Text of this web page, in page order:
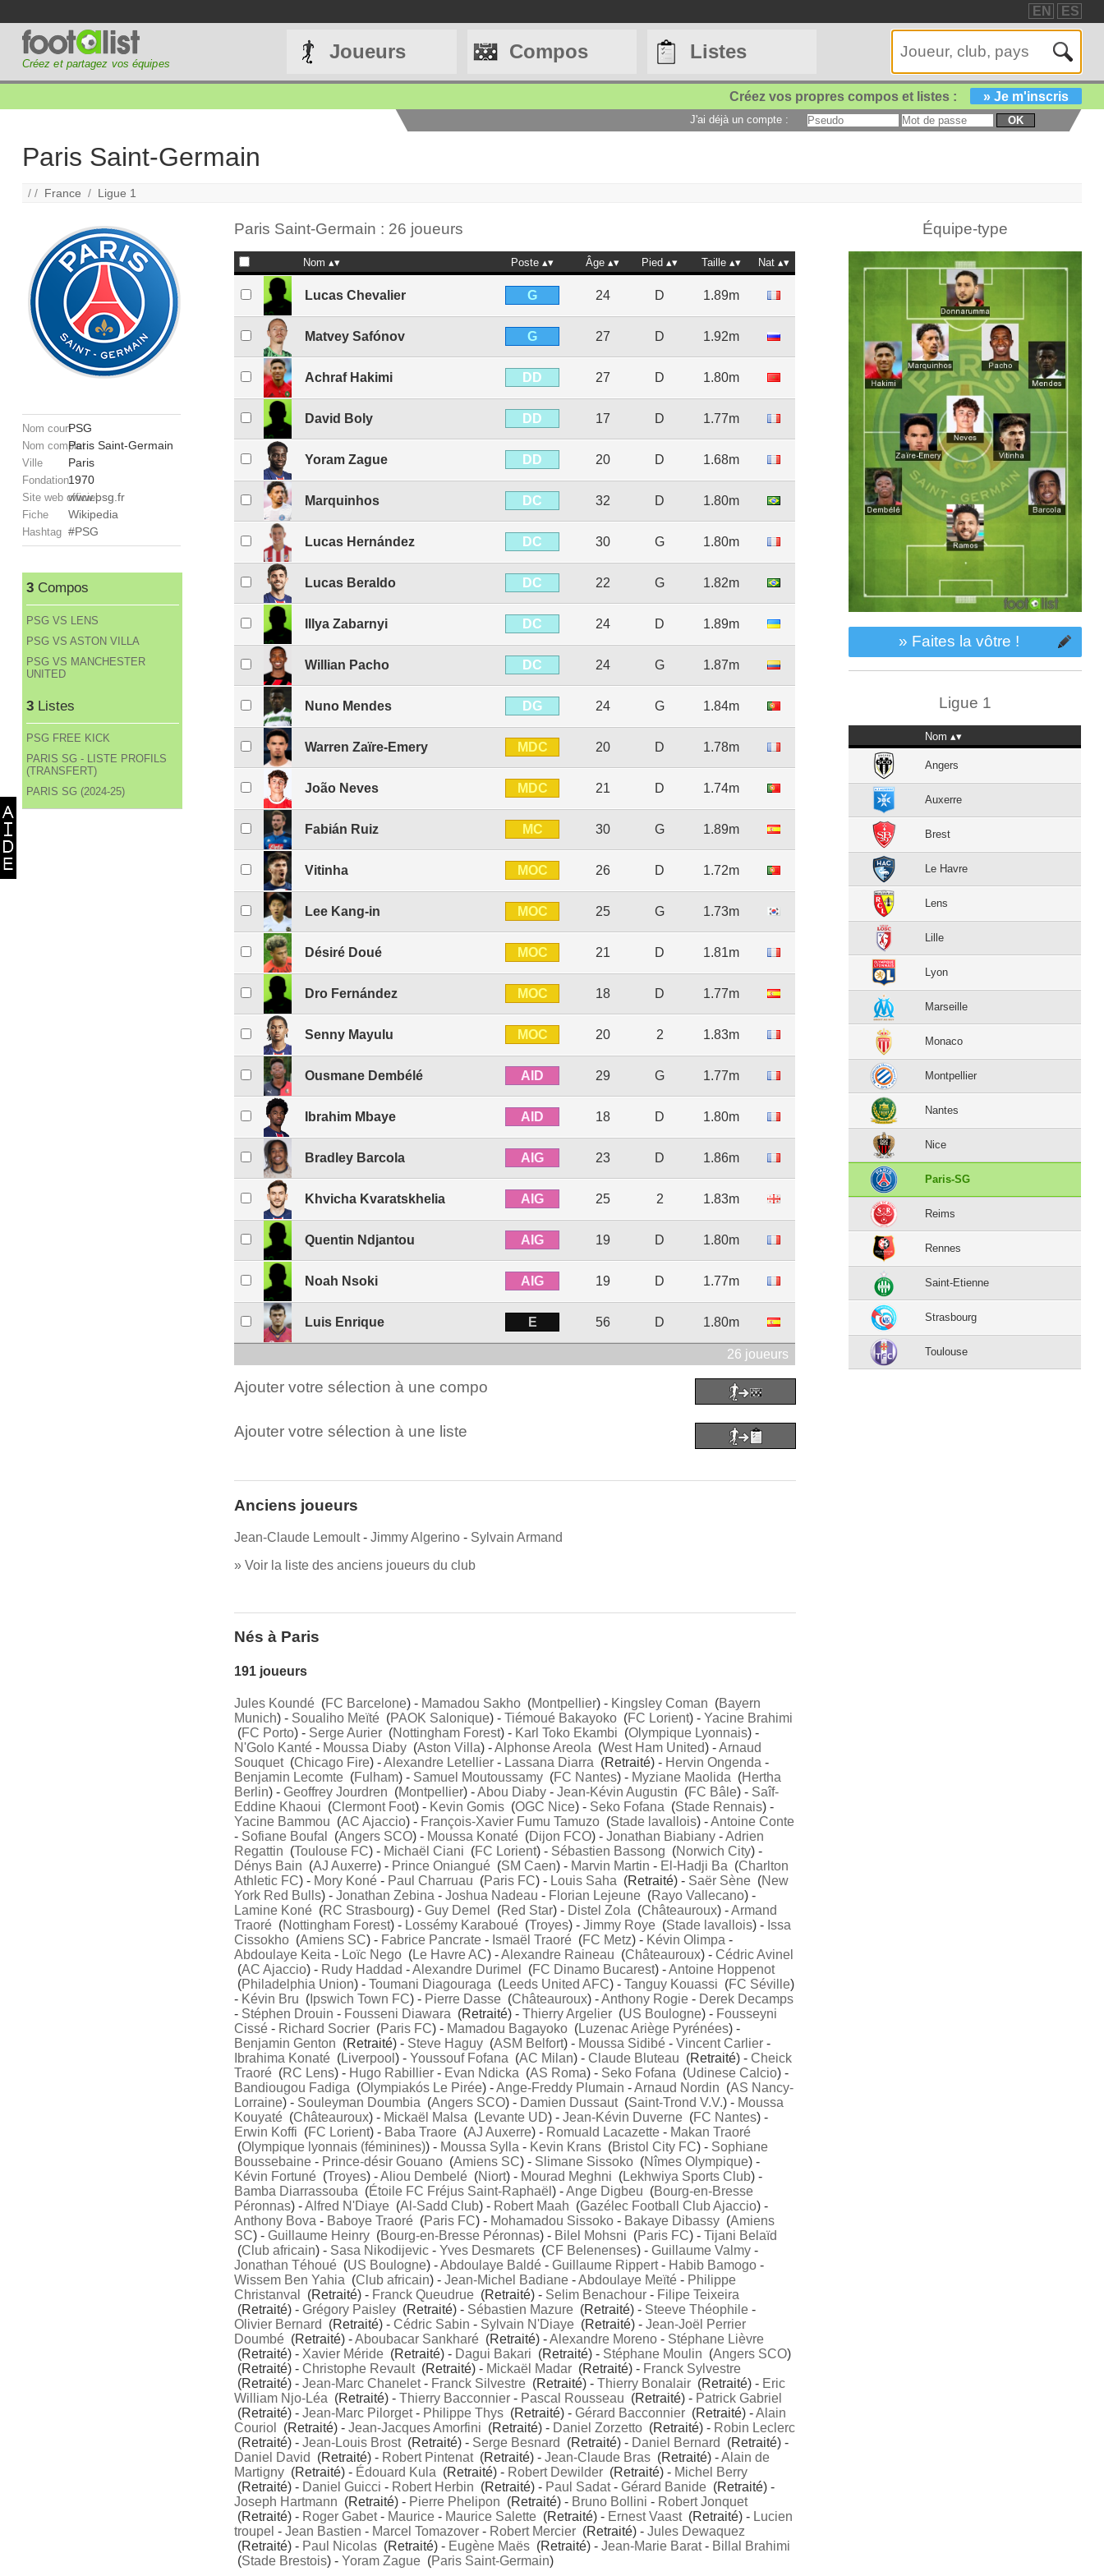
EN ES
Créez et partagez vos équipes
Joueurs Compos Listes
Créez vos propres compos et listes : » Je m'inscris
J'ai déjà un compte : OK
Paris Saint-Germain
/ / France / Ligue 1
Nom courtPSG
Nom completParis Saint-Germain
Ville Paris
Fondation1970
Site web officielwww.psg.fr
Fiche Wikipedia
Hashtag #PSG
3Compos
PSG VS LENS
PSG VS ASTON VILLA
PSG VS MANCHESTER
UNITED
3Listes
PSG FREE KICK
PARIS SG - LISTE PROFILS
(TRANSFERT)
PARIS SG (2024-25)
Paris Saint-Germain : 26 joueurs
Nom Poste Âge Pied Taille Nat
Lucas Chevalier G 24 D 1.89m
Matvey Safónov G 27 D 1.92m
Achraf Hakimi DD 27 D 1.80m
David Boly DD 17 D 1.77m
Yoram Zague DD 20 D 1.68m
Marquinhos DC 32 D 1.80m
Lucas Hernández DC 30 G 1.80m
Lucas Beraldo DC 22 G 1.82m
Illya Zabarnyi DC 24 D 1.89m
Willian Pacho DC 24 G 1.87m
Nuno Mendes DG 24 G 1.84m
Warren Zaïre-Emery MDC 20 D 1.78m
João Neves MDC 21 D 1.74m
Fabián Ruiz MC 30 G 1.89m
Vitinha MOC 26 D 1.72m
Lee Kang-in MOC 25 G 1.73m
Désiré Doué MOC 21 D 1.81m
Dro Fernández MOC 18 D 1.77m
Senny Mayulu MOC 20 2 1.83m
Ousmane Dembélé AID 29 G 1.77m
Ibrahim Mbaye AID 18 D 1.80m
Bradley Barcola AIG 23 D 1.86m
Khvicha Kvaratskhelia AIG 25 2 1.83m
Quentin Ndjantou AIG 19 D 1.80m
Noah Nsoki AIG 19 D 1.77m
Luis Enrique E 56 D 1.80m
26 joueurs
Ajouter votre sélection à une compo
Ajouter votre sélection à une liste
Anciens joueurs
Jean-Claude Lemoult- Jimmy Algerino- Sylvain Armand
» Voir la liste des anciens joueurs du club
Nés à Paris
191 joueurs
Jules Koundé(FC Barcelone) - Mamadou Sakho(Montpellier) - Kingsley Coman (Bayern
Munich) - Soualiho Meïté(PAOK Salonique) - Tiémoué Bakayoko(FC Lorient) - Yacine Brahimi
(FC Porto) - Serge Aurier(Nottingham Forest) - Karl Toko Ekambi (Olympique Lyonnais) -
N'Golo Kanté- Moussa Diaby(Aston Villa) -Alphonse Areola (West Ham United) -Arnaud
Souquet(Chicago Fire) -Alexandre Letellier- Lassana Diarra (Retraité) - Hervin Ongenda -
Benjamin Lecomte(Fulham) - Samuel Moutoussamy(FC Nantes) - Myziane Maolida (Hertha
Berlin) - Geoffrey Jourdren (Montpellier) -Abou Diaby- Jean-Kévin Augustin (FC Bâle) - Saîf-
Eddine Khaoui (Clermont Foot) - Kevin Gomis(OGC Nice) - Seko Fofana (Stade Rennais) -
Yacine Bammou (AC Ajaccio) - François-Xavier Fumu Tamuzo(Stade lavallois) -Antoine Conte
- Sofiane Boufal (Angers SCO) - Moussa Konaté(Dijon FCO) - Jonathan Biabiany-Adrien
Regattin (Toulouse FC) - Michaël Ciani (FC Lorient) - Sébastien Bassong (Norwich City) -
Dénys Bain (AJ Auxerre) - Prince Oniangué(SM Caen) - Marvin Martin - El-Hadji Ba (Charlton
Athletic FC) - Mory Koné- Paul Charruau (Paris FC) - Louis Saha (Retraité) - Saër Sène(New
York Red Bulls) - Jonathan Zebina - Joshua Nadeau - Florian Lejeune(Rayo Vallecano) -
Lamine Koné(RC Strasbourg) - Guy Demel (Red Star) - Distel Zola (Châteauroux) -Armand
Traoré(Nottingham Forest) - Lossémy Karaboué(Troyes) - Jimmy Roye(Stade lavallois) - Issa
Cissokho(Amiens SC) - Fabrice Pancrate- Ismaël Traoré(FC Metz) - Kévin Olimpa -
Abdoulaye Keita - Loïc Nego(Le Havre AC) -Alexandre Raineau (Châteauroux) - Cédric Avinel
(AC Ajaccio) - Rudy Haddad -Alexandre Durimel (FC Dinamo Bucarest) -Antoine Hoppenot
(Philadelphia Union) - Toumani Diagouraga (Leeds United AFC) - Tanguy Kouassi (FC Séville)
- Kévin Bru (Ipswich Town FC) - Pierre Dasse(Châteauroux) -Anthony Rogie- Derek Decamps
- Stéphen Drouin - Fousseni Diawara (Retraité) - Thierry Argelier(US Boulogne) - Fousseyni
Cissé- Richard Socrier(Paris FC) - Mamadou Bagayoko(Luzenac Ariège Pyrénées) -
Benjamin Genton (Retraité) - Steve Haguy(ASM Belfort) - Moussa Sidibé- Vincent Carlier-
Ibrahima Konaté(Liverpool ) - Youssouf Fofana (AC Milan) - Claude Bluteau (Retraité) - Cheick
Traoré(RC Lens) - Hugo Rabillier- Evan Ndicka (AS Roma) - Seko Fofana (Udinese Calcio) -
Bandiougou Fadiga (Olympiakós Le Pirée) -Ange-Freddy Plumain -Arnaud Nordin (AS Nancy-
Lorraine) - Souleyman Doumbia (Angers SCO) - Damien Dussaut(Saint-Trond V.V.) - Moussa
Kouyaté(Châteauroux) - Mickaël Malsa (Levante UD) - Jean-Kévin Duverne(FC Nantes) -
Erwin Koffi (FC Lorient) - Baba Traore(AJ Auxerre) - Romuald Lacazette- Makan Traoré
(Olympique lyonnais (féminines)) - Moussa Sylla - Kevin Krans(Bristol City FC) - Sophiane
Boussebaine- Prince-désir Gouano(Amiens SC) - Slimane Sissoko(Nîmes Olympique) -
Kévin Fortuné(Troyes) -Aliou Dembelé(Niort) - Mourad Meghni (Lekhwiya Sports Club) -
Bamba Diarrassouba (Étoile FC Fréjus Saint-Raphaël ) -Ange Digbeu (Bourg-en-Bresse
Péronnas) -Alfred N'Diaye(Al-Sadd Club) - Robert Maah (Gazélec Football Club Ajaccio) -
Anthony Bova - Baboye Traoré(Paris FC) - Mohamadou Sissoko- Bakaye Dibassy(Amiens
SC) - Guillaume Heinry(Bourg-en-Bresse Péronnas) - Bilel Mohsni (Paris FC) - Tijani Belaïd
(Club africain) - Sasa Nikodijevic- Yves Desmarets(CF Belenenses) - Guillaume Valmy-
Jonathan Téhoué(US Boulogne) -Abdoulaye Baldé- Guillaume Rippert- Habib Bamogo-
Wissem Ben Yahia (Club africain) - Jean-Michel Badiane-Abdoulaye Meïté- Philippe
Christanval
(Retraité) - Franck Queudrue(Retraité) - Selim Benachour- Filipe Teixeira
(Retraité) - Grégory Paisley(Retraité) - Sébastien Mazure(Retraité) - Steeve Théophile-
Olivier Bernard
(Retraité) - Cédric Sabin - Sylvain N'Diaye(Retraité) - Jean-Joël Perrier
Doumbé(Retraité) -Aboubacar Sankharé(Retraité) -Alexandre Moreno- Stéphane Lièvre
(Retraité) - Xavier Méride(Retraité) - Dagui Bakari (Retraité) - Stéphane Moulin (Angers SCO)
(Retraité) - Christophe Revault(Retraité) - Mickaël Madar(Retraité) - Franck Sylvestre
(Retraité) - Jean-Marc Chanelet- Franck Silvestre(Retraité) - Thierry Bonalair(Retraité) - Eric
William Njo-Léa (Retraité) - Thierry Bacconnier- Pascal Rousseau (Retraité) - Patrick Gabriel
(Retraité) - Jean-Marc Pilorget- Philippe Thys(Retraité) - Gérard Bacconnier(Retraité) -Alain
Couriol
(Retraité) - Jean-Jacques Amorfini (Retraité) - Daniel Zorzetto(Retraité) - Robin Leclerc
(Retraité) - Jean-Louis Brost(Retraité) - Serge Besnard (Retraité) - Daniel Bernard
(Retraité) -
Daniel David
(Retraité) - Robert Pintenat(Retraité) - Jean-Claude Bras(Retraité) -Alain de
Martigny(Retraité) - Édouard Kula (Retraité) - Robert Dewilder(Retraité) - Michel Berry
(Retraité) - Daniel Guicci - Robert Herbin (Retraité) - Paul Sadat- Gérard Banide(Retraité) -
Joseph Hartmann (Retraité) - Pierre Phelipon (Retraité) - Bruno Bollini - Robert Jonquet
(Retraité) - Roger Gabet- Maurice- Maurice Salette(Retraité) - Ernest Vaast(Retraité) - Lucien
troupel - Jean Bastien - Marcel Tomazover- Robert Mercier(Retraité) - Jules Dewaquez
(Retraité) - Paul Nicolas(Retraité) - Eugène Maës(Retraité) - Jean-Marie Barat- Billal Brahimi
(Stade Brestois) - Yoram Zague(Paris Saint-Germain)
Équipe-type
» Faites la vôtre !
Ligue 1
Nom
Angers
Auxerre
Brest
Le Havre
Lens
Lille
Lyon
Marseille
Monaco
Montpellier
Nantes
Nice
Paris-SG
Reims
Rennes
Saint-Etienne
Strasbourg
Toulouse